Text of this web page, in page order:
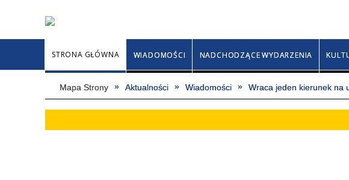
Piątek, 7
STRONA GŁÓWNA WIADOMOŚCI NADCHODZĄCE WYDARZENIA
Mapa Strony Aktualności Wiadomości Wraca jeden kierunek na